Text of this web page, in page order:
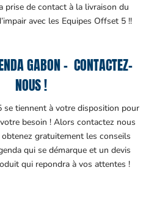
prise de contact à la livraison du
avec les Equipes Offset 5 !!
GABON – CONTACTEZ-
NOUS !
se tiennent à votre disposition pour
besoin ! Alors contactez nous
obtenez gratuitement les conseils
qui se démarque et un devis
qui repondra à vos attentes !